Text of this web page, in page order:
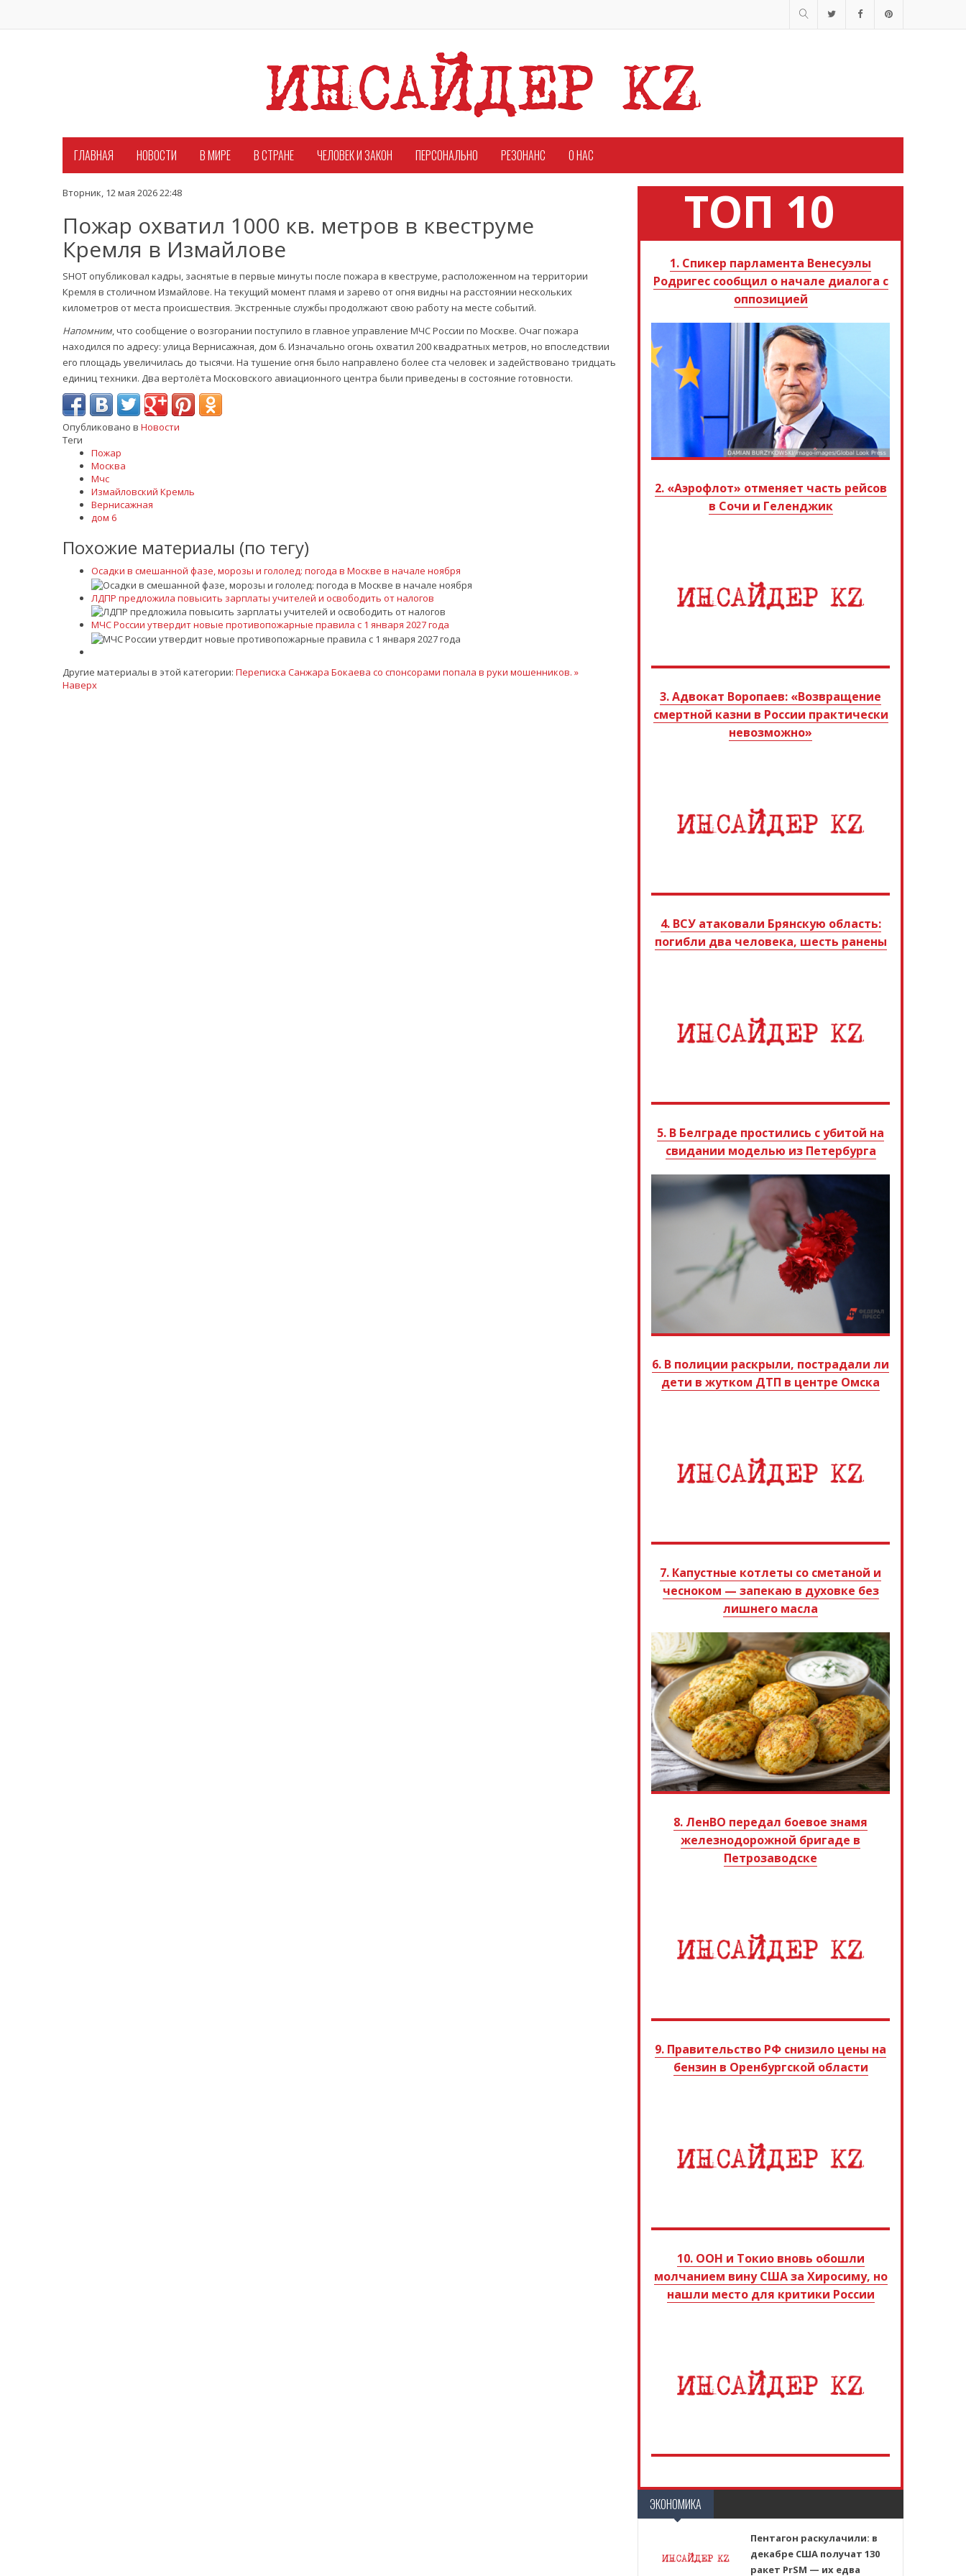
ГЛАВНАЯ НОВОСТИ В МИРЕ В СТРАНЕ ЧЕЛОВЕК И ЗАКОН ПЕРСОНАЛЬНО РЕЗОНАНС О НАС
Вторник, 12 мая 2026 22:48
Пожар охватил 1000 кв. метров в квеструме
Кремля в Измайлове
SHOT опубликовал кадры, заснятые в первые минуты после пожара в квеструме, расположенном на территории
Кремля в столичном Измайлове. На текущий момент пламя и зарево от огня видны на расстоянии нескольких
километров от места происшествия. Экстренные службы продолжают свою работу на месте событий.
Напомним, что сообщение о возгорании поступило в главное управление МЧС России по Москве. Очаг пожара
находился по адресу: улица Вернисажная, дом 6. Изначально огонь охватил 200 квадратных метров, но впоследствии
его площадь увеличилась до тысячи. На тушение огня было направлено более ста человек и задействовано тридцать
единиц техники. Два вертолёта Московского авиационного центра были приведены в состояние готовности.
Опубликовано в Новости
Теги
Пожар
Москва
Мчс
Измайловский Кремль
Вернисажная
дом 6
Похожие материалы (по тегу)
Осадки в смешанной фазе, морозы и гололед: погода в Москве в начале ноября
ЛДПР предложила повысить зарплаты учителей и освободить от налогов
МЧС России утвердит новые противопожарные правила с 1 января 2027 года
Другие материалы в этой категории: Переписка Санжара Бокаева со спонсорами попала в руки мошенников. »
Наверх
ТОП 10
1. Спикер парламента Венесуэлы
Родригес сообщил о начале диалога с
оппозицией
2. «Аэрофлот» отменяет часть рейсов
в Сочи и Геленджик
3. Адвокат Воропаев: «Возвращение
смертной казни в России практически
невозможно»
4. ВСУ атаковали Брянскую область:
погибли два человека, шесть ранены
5. В Белграде простились с убитой на
свидании моделью из Петербурга
6. В полиции раскрыли, пострадали ли
дети в жутком ДТП в центре Омска
7. Капустные котлеты со сметаной и
чесноком — запекаю в духовке без
лишнего масла
8. ЛенВО передал боевое знамя
железнодорожной бригаде в
Петрозаводске
9. Правительство РФ снизило цены на
бензин в Оренбургской области
10. ООН и Токио вновь обошли
молчанием вину США за Хиросиму, но
нашли место для критики России
ЭКОНОМИКА
Пентагон раскулачили: в
декабре США получат 130
ракет PrSM — их едва